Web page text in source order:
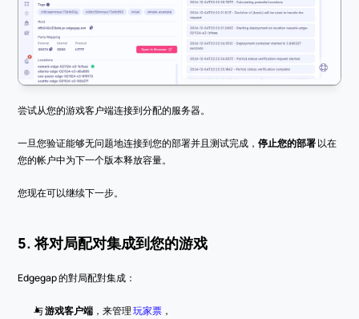
尝试从您的游戏客户端连接到分配的服务器。
一旦您验证能够无问题地连接到您的部署并且测试完成，停止您的部署 以在
您的帐户中为下一个版本释放容量。
您现在可以继续下一步。
5. 将对局配对集成到您的游戏
Edgegap 的對局配對集成：
与 游戏客户端 ，来管理 玩家票 ，